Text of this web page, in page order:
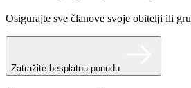
Osigurajte sve članove svoje obitelji ili
Zatražite besplatnu ponudu